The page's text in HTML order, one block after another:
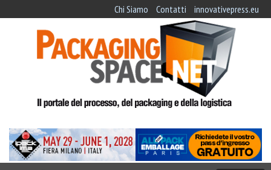
Chi Siamo Contatti innovativepress.eu